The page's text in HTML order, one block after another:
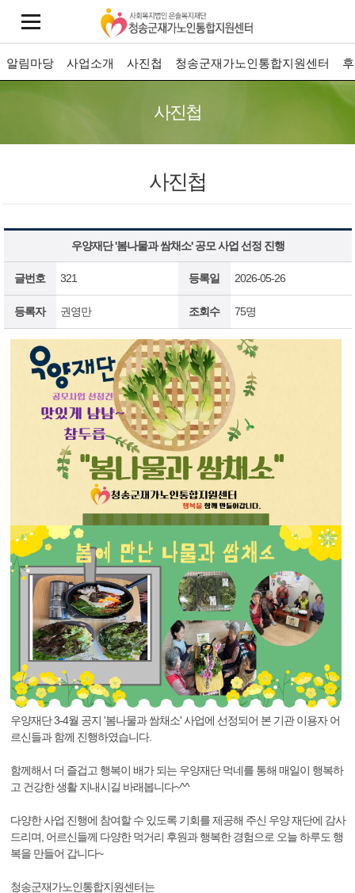
알림마당 사업소개 사진첩 청송군재가노인통합지원센터
사진첩
사진첩
우양재단 '봄나물과 쌈채소' 공모 사업 선정 진행
글번호 321 등록일 2026-05-26
등록자 권영만 조회수 75명
우양재단 3-4월 공지 '봄나물과 쌈채소' 사업에 선정되어 본 기관 이용자 어
르신들과 함께 진행하였습니다.
함께해서 더 즐겁고 행복이 배가 되는 우양재단 먹네를 통해 매일이 행복하
고 건강한 생활 지내시길 바래봅니다~^^
다양한 사업 진행에 참여할 수 있도록 기회를 제공해 주신 우양 재단에 감사
드리며, 어르신들께 다양한 먹거리 후원과 행복한 경험으로 오늘 하루도 행
복을 만들어 갑니다~
청송군재가노인통합지원센터는